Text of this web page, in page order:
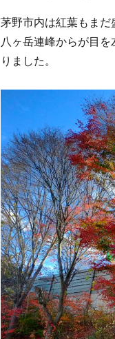
茅野市内は紅葉もまだ
八ヶ岳連峰からが目
りました。